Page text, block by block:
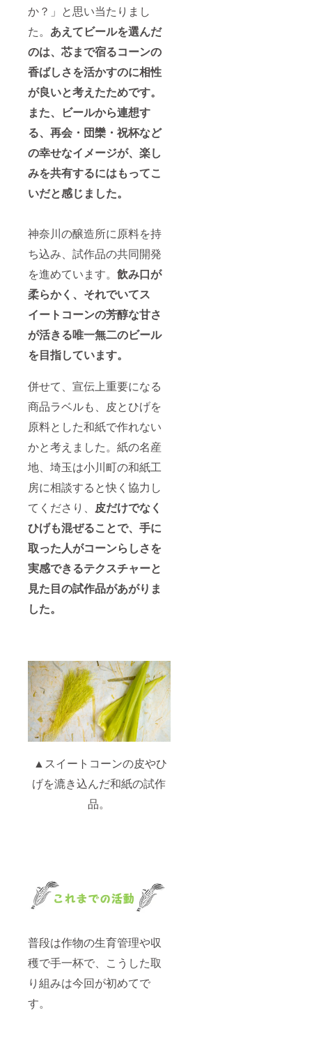
か？」と思い当たりまし
た。 あえてビールを選んだ
のは、芯まで宿るコーンの
香ばしさを活かすのに相性
が良いと考えたためです。
また、ビールから連想す
る、再会・団欒・祝杯など
の幸せなイメージが、楽し
みを共有するにはもってこ
いだと感じました。
神奈川の醸造所に原料を持
ち込み、試作品の共同開発
を進めています。 飲み口が
柔らかく、それでいてス
イートコーンの芳醇な甘さ
が活きる唯一無二のビール
を目指しています。
併せて、宣伝上重要になる
商品ラベルも、皮とひげを
原料とした和紙で作れない
かと考えました。紙の名産
地、埼玉は小川町の和紙工
房に相談すると快く協力し
てくださり、 皮だけでなく
ひげも混ぜることで、手に
取った人がコーンらしさを
実感できるテクスチャーと
見た目の試作品があがりま
した。
▲スイートコーンの皮やひ
げを漉き込んだ和紙の試作
品。
普段は作物の生育管理や収
穫で手一杯で、こうした取
り組みは今回が初めてで
す。